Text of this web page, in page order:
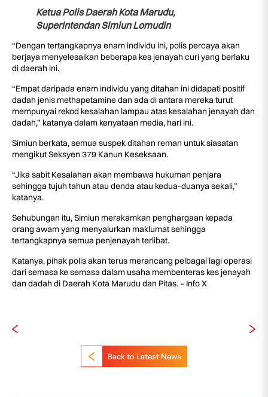
Ketua Polis Daerah Kota Marudu,
Superintendan Simiun Lomudin
“Dengan tertangkapnya enam individu ini, polis percaya akan
berjaya menyelesaikan beberapa kes jenayah curi yang berlaku
di daerah ini.
“Empat daripada enam individu yang ditahan ini didapati positif
dadah jenis methapetamine dan ada di antara mereka turut
mempunyai rekod kesalahan lampau atas kesalahan jenayah dan
dadah,” katanya dalam kenyataan media, hari ini.
Simiun berkata, semua suspek ditahan reman untuk siasatan
mengikut Seksyen 379 Kanun Keseksaan.
“Jika sabit Kesalahan akan membawa hukuman penjara
sehingga tujuh tahun atau denda atau kedua-duanya sekali,”
katanya.
Sehubungan itu, Simiun merakamkan penghargaan kepada
orang awam yang menyalurkan maklumat sehingga
tertangkapnya semua penjenayah terlibat.
Katanya, pihak polis akan terus merancang pelbagai lagi operasi
dari semasa ke semasa dalam usaha membenteras kes jenayah
dan dadah di Daerah Kota Marudu dan Pitas. – Info X
Back to Latest News